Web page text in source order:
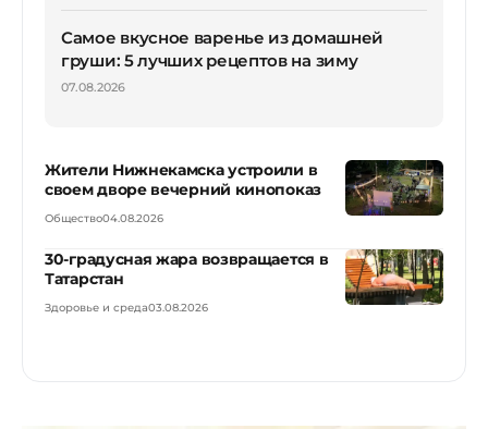
Самое вкусное варенье из домашней
груши: 5 лучших рецептов на зиму
07.08.2026
Жители Нижнекамска устроили в
своем дворе вечерний кинопоказ
Общество04.08.2026
30-градусная жара возвращается в
Татарстан
Здоровье и среда03.08.2026